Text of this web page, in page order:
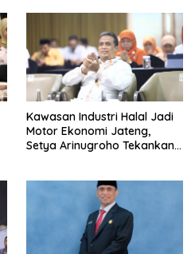
Kawasan Industri Halal Jadi
Motor Ekonomi Jateng,
Setya Arinugroho Tekankan